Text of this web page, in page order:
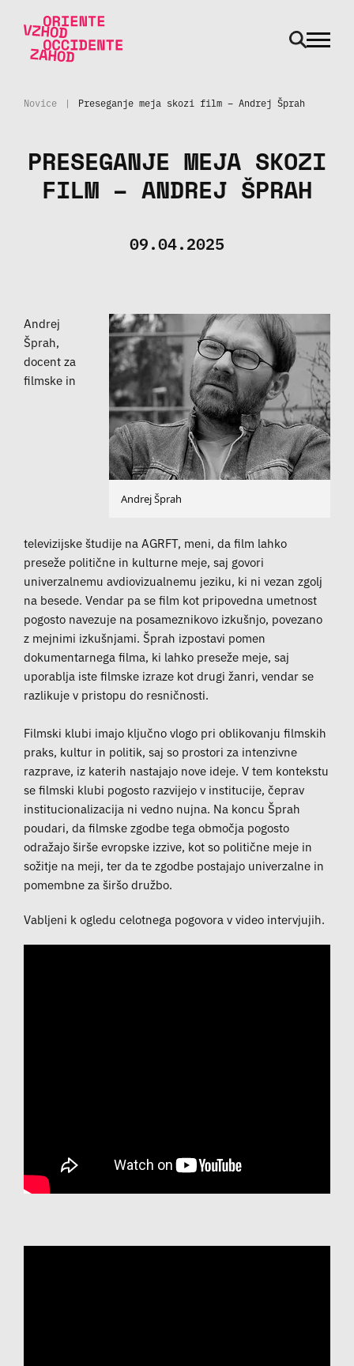
odpri
Novice | Preseganje meja skozi film – Andrej Šprah
PRESEGANJE MEJA SKOZI
FILM – ANDREJ ŠPRAH
09.04.2025
Andrej Šprah
Andrej
Šprah,
docent za
filmske in
televizijske študije na AGRFT, meni, da film lahko
preseže politične in kulturne meje, saj govori
univerzalnemu avdiovizualnemu jeziku, ki ni vezan zgolj
na besede. Vendar pa se film kot pripovedna umetnost
pogosto navezuje na posameznikovo izkušnjo, povezano
z mejnimi izkušnjami. Šprah izpostavi pomen
dokumentarnega filma, ki lahko preseže meje, saj
uporablja iste filmske izraze kot drugi žanri, vendar se
razlikuje v pristopu do resničnosti.
Filmski klubi imajo ključno vlogo pri oblikovanju filmskih
praks, kultur in politik, saj so prostori za intenzivne
razprave, iz katerih nastajajo nove ideje. V tem kontekstu
se filmski klubi pogosto razvijejo v institucije, čeprav
institucionalizacija ni vedno nujna. Na koncu Šprah
poudari, da filmske zgodbe tega območja pogosto
odražajo širše evropske izzive, kot so politične meje in
sožitje na meji, ter da te zgodbe postajajo univerzalne in
pomembne za širšo družbo.
Vabljeni k ogledu celotnega pogovora v video intervjujih.